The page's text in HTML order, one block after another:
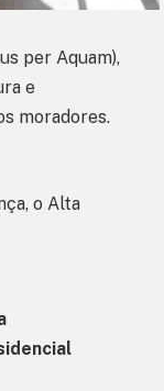
per Aquam),
e
moradores.
o Alta